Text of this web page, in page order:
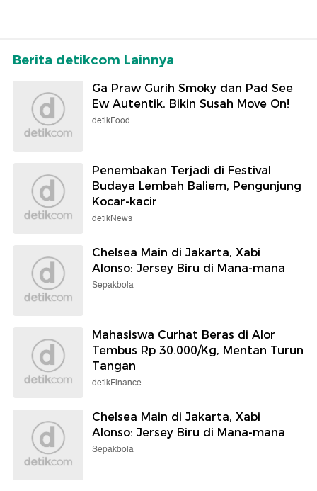
Berita detikcom Lainnya
Ga Praw Gurih Smoky dan Pad See
Ew Autentik, Bikin Susah Move On!
detikFood
Penembakan Terjadi di Festival
Budaya Lembah Baliem, Pengunjung
Kocar-kacir
detikNews
Chelsea Main di Jakarta, Xabi
Alonso: Jersey Biru di Mana-mana
Sepakbola
Mahasiswa Curhat Beras di Alor
Tembus Rp 30.000/Kg, Mentan Turun
Tangan
detikFinance
Chelsea Main di Jakarta, Xabi
Alonso: Jersey Biru di Mana-mana
Sepakbola